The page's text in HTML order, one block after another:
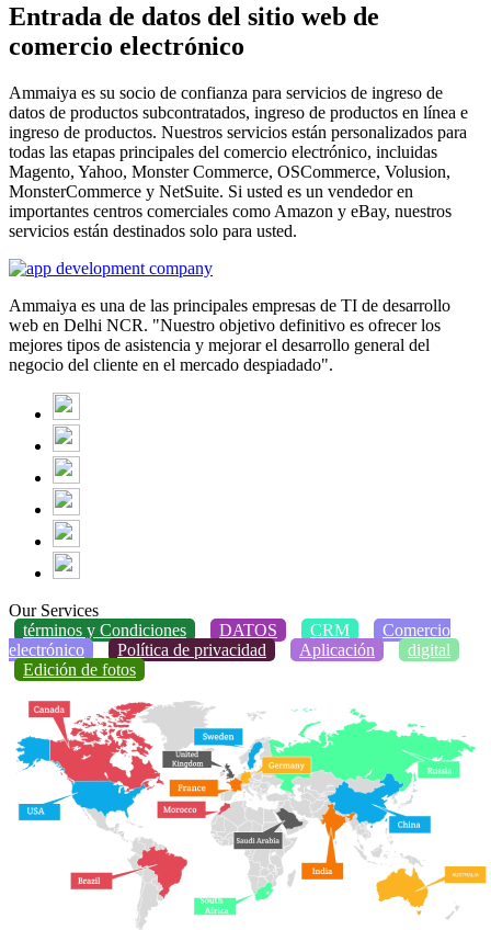
Entrada de datos del sitio web de
comercio electrónico
Ammaiya es su socio de confianza para servicios de ingreso de
datos de productos subcontratados, ingreso de productos en línea e
ingreso de productos. Nuestros servicios están personalizados para
todas las etapas principales del comercio electrónico, incluidas
Magento, Yahoo, Monster Commerce, OSCommerce, Volusion,
MonsterCommerce y NetSuite. Si usted es un vendedor en
importantes centros comerciales como Amazon y eBay, nuestros
servicios están destinados solo para usted.
Ammaiya es una de las principales empresas de TI de desarrollo
web en Delhi NCR. "Nuestro objetivo definitivo es ofrecer los
mejores tipos de asistencia y mejorar el desarrollo general del
negocio del cliente en el mercado despiadado".
Our Services
términos y Condiciones
DATOS CRM
Comercio
electrónico
Política de privacidad Aplicación
digital
Edición de fotos